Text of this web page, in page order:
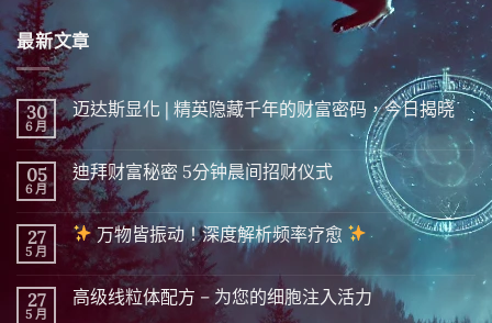
最新文章
30
6 月
迈达斯显化 | 精英隐藏千年的财富密码，今日揭晓
在
〈迈
达
斯
显
化
|
精
英
隐
藏
千
年
尚
無
留
言
05
6 月
迪拜财富秘密 5分钟晨间招财仪式
在
〈迪
拜
财
富
密 5
分
钟
尚
無
留
言
27
5 月
万物皆振动！深度解析频率疗愈
在
万
尚
留
言
27
5 月
高级线粒体配方 – 为您的细胞注入活力